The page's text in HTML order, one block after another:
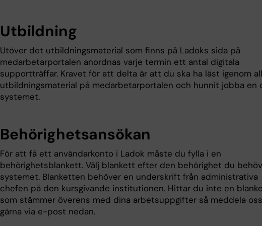
Utbildning
Utöver det utbildningsmaterial som finns på Ladoks sida på
medarbetarportalen anordnas varje termin ett antal digitala
supportträffar. Kravet för att delta är att du ska ha läst igenom
utbildningsmaterial på medarbetarportalen och hunnit jobba en
systemet.
Behörighetsansökan
För att få ett användarkonto i Ladok måste du fylla i en
behörighetsblankett. Välj blankett efter den behörighet du
systemet. Blanketten behöver en underskrift från administrativa
chefen på den kursgivande institutionen. Hittar du inte en
som stämmer överens med dina arbetsuppgifter så meddela oss
gärna via e-post nedan.